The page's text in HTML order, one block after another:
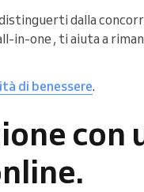
dalla
in-one , ti aiuta a
di benessere.
con